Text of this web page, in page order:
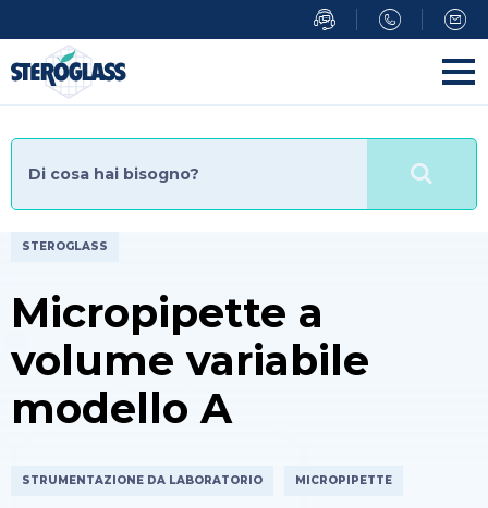
al
contenuto
principale
STEROGLASS
Micropipette a
volume variabile
modello A
STRUMENTAZIONE DA LABORATORIO MICROPIPETTE